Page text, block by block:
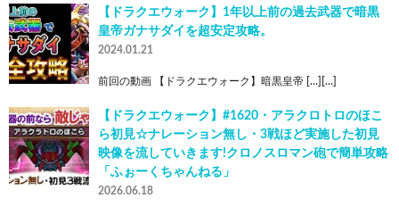
【ドラクエウォーク】1年以上前の過去武器で暗黒
皇帝ガナサダイを超安定攻略。
2024.01.21
前回の動画 【ドラクエウォーク】暗黒皇帝 […][…]
【ドラクエウォーク】#1620・アラクロトロのほこ
ら初見☆ナレーション無し・3戦ほど実施した初見
映像を流していきます!クロノスロマン砲で簡単攻略
「ふぉーくちゃんねる」
2026.06.18